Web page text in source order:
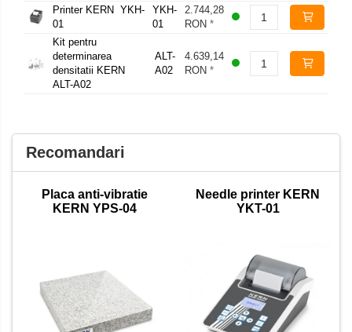
Printer KERN YKH-
01
YKH-
01
2.744,28
RON *
Kit pentru
determinarea
densitatii KERN
ALT-A02
ALT-
A02
4.639,14
RON *
Recomandari
Placa anti-vibratie
KERN YPS-04
Needle printer KERN
YKT-01